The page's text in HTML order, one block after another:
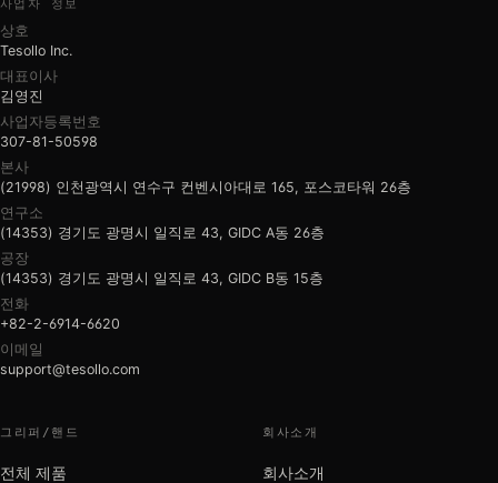
사업자 정보
상호
Tesollo Inc.
대표이사
김영진
사업자등록번호
307-81-50598
본사
(21998) 인천광역시 연수구 컨벤시아대로 165, 포스코타워 26층
연구소
(14353) 경기도 광명시 일직로 43, GIDC A동 26층
공장
(14353) 경기도 광명시 일직로 43, GIDC B동 15층
전화
+82-2-6914-6620
이메일
support@tesollo.com
그리퍼/핸드
전체 제품
회사소개
회사소개